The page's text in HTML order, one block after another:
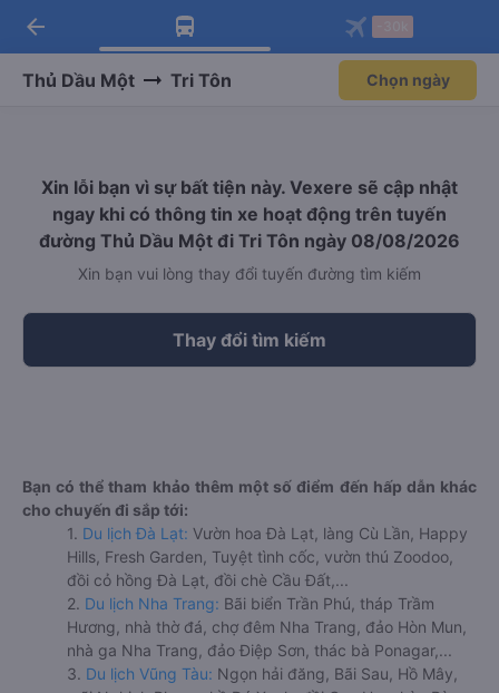
Tải app Vexere ngay!
Nhận ưu đãi thành viên độc
Mở app
Tải app Vexere
-30k/ghế khi đặt vé máy bay qua
Mở app
arrow_back
Thủ Dầu Một Tri Tôn Chọn ngày
Xin lỗi bạn vì sự bất tiện này. Vexere sẽ cập nhật
ngay khi có thông tin xe hoạt động trên tuyến
đường Thủ Dầu Một đi Tri Tôn ngày 08/08/2026
Xin bạn vui lòng thay đổi tuyến đường tìm kiếm
Thay đổi tìm kiếm
Bạn có thể tham khảo thêm một số điểm đến hấp dẫn khác
cho chuyến đi sắp tới:
1. Du lịch Đà Lạt: Vườn hoa Đà Lạt, làng Cù Lần, Happy
Hills, Fresh Garden, Tuyệt tình cốc, vườn thú Zoodoo,
đồi cỏ hồng Đà Lạt, đồi chè Cầu Đất,...
2. Du lịch Nha Trang: Bãi biển Trần Phú, tháp Trầm
Hương, nhà thờ đá, chợ đêm Nha Trang, đảo Hòn Mun,
nhà ga Nha Trang, đảo Điệp Sơn, thác bà Ponagar,...
3. Du lịch Vũng Tàu: Ngọn hải đăng, Bãi Sau, Hồ Mây,